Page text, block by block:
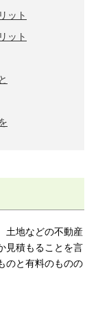
ット
ット
土地などの不動産
見積もることを言
のと有料のものの